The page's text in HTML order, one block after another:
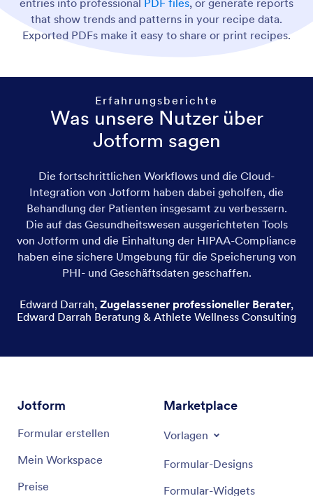
entries into professional PDF files, or generate reports
that show trends and patterns in your recipe data.
Exported PDFs make it easy to share or print recipes.
Erfahrungsberichte
Was unsere Nutzer über
Jotform sagen
Die fortschrittlichen Workflows und die Cloud-
Integration von Jotform haben dabei geholfen, die
Behandlung der Patienten insgesamt zu verbessern.
Die auf das Gesundheitswesen ausgerichteten Tools
von Jotform und die Einhaltung der HIPAA-Compliance
haben eine sichere Umgebung für die Speicherung von
PHI- und Geschäftsdaten geschaffen.
Edward Darrah, Zugelassener professioneller Berater,
Edward Darrah Beratung & Athlete Wellness Consulting
Jotform
Formular erstellen
Mein Workspace
Preise
Marketplace
Vorlagen
Formular-Designs
Formular-Widgets